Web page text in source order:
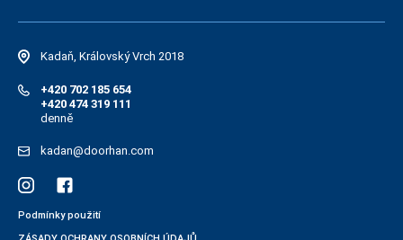
Návody
Elektonický katalog náhradních dílů
Kadaň, Královský Vrch 2018
+420 702 185 654
+420 474 319 111
denně
kadan@doorhan.com
Podmínky použití